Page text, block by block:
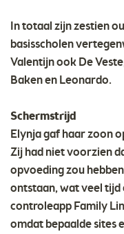
In totaal zijn zestien
basisscholen
Valentijn ook De
Baken en Leonardo.
Schermstrijd
Elynja gaf haar zoon
Zij had niet voorzien
opvoeding zou
ontstaan, wat veel
controleapp Family
omdat bepaalde sites